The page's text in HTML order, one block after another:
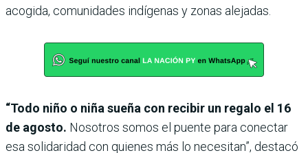
acogida, comunidades indígenas y zonas alejadas.
“Todo niño o niña sueña con recibir un regalo el 16
de agosto. Nosotros somos el puente para conectar
esa solidaridad con quienes más lo necesitan”, destacó